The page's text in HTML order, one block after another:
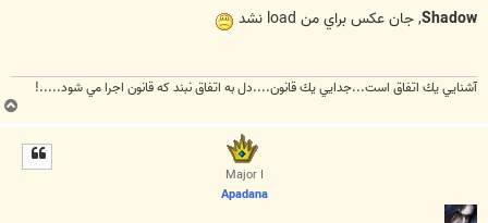
ت
Shadow, جان عکس براي من load نشد
آشنايي يك اتفاق است...جدايي يك قانون....دل به اتفاق نبند كه قانون اجرا مي شود.....!
ب
ا
Major I
Apadana